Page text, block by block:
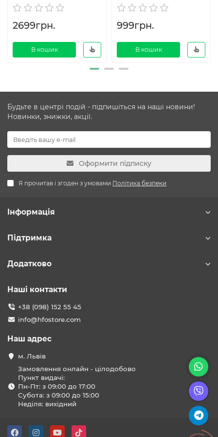
2699грн.
В кошик
999грн.
В кошик
Будьте в центрі подій - підпишіться на наші новини!
Новинки, знижки, акції.
Оформити підписку
Я прочитав і згоден з умовами Політика безпеки
Інформація
Підтримка
Додатково
Наші контакти
+38 (098) 152 55 45
info@hfostore.com
Наш адрес
м. Львів
Замовлення онлайн - цілодобово
Пункт видачі:
Пн-Пт: з 09:00 до 17:00
Субота: з 09:00 до 15:00
Неділя: вихідний